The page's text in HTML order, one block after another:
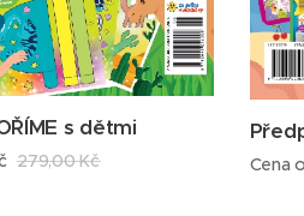
s dětmi
279,00Kč Cena